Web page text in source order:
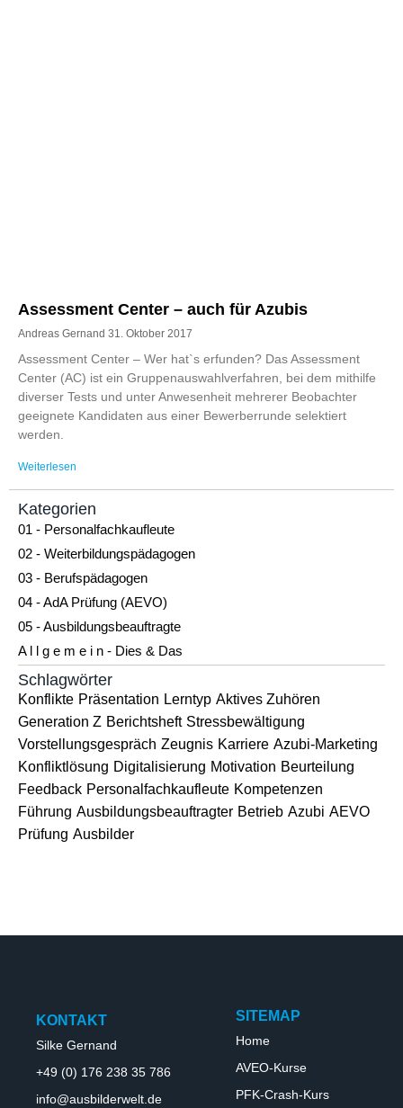
Assessment Center – auch für Azubis
Andreas Gernand 31. Oktober 2017
Assessment Center – Wer hat`s erfunden? Das Assessment
Center (AC) ist ein Gruppenauswahlverfahren, bei dem mithilfe
diverser Tests und unter Anwesenheit mehrerer Beobachter
geeignete Kandidaten aus einer Bewerberrunde selektiert
werden.
Weiterlesen
Kategorien
01 - Personalfachkaufleute
02 - Weiterbildungspädagogen
03 - Berufspädagogen
04 - AdA Prüfung (AEVO)
05 - Ausbildungsbeauftragte
A l l g e m e i n - Dies & Das
Schlagwörter
Konflikte Präsentation Lerntyp Aktives Zuhören
Generation Z Berichtsheft Stressbewältigung
Vorstellungsgespräch Zeugnis Karriere Azubi-Marketing
Konfliktlösung Digitalisierung Motivation Beurteilung
Feedback Personalfachkaufleute Kompetenzen
Führung Ausbildungsbeauftragter Betrieb Azubi AEVO
Prüfung Ausbilder
KONTAKT
Silke Gernand
+49 (0) 176 238 35 786
info@ausbilderwelt.de
SITEMAP
Home
AVEO-Kurse
PFK-Crash-Kurs